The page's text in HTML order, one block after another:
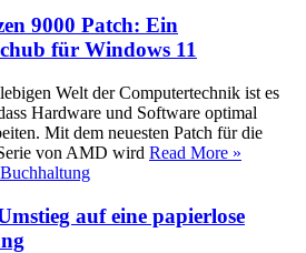
9000 Patch: Ein
für Windows 11
Welt der Computertechnik ist es
Hardware und Software optimal
Mit dem neuesten Patch für die
von AMD wird Read More »
auf eine papierlose